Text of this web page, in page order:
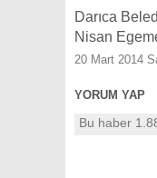
Darıca
Nisan
20 Mart 2014
YORUM YAP
Bu haber